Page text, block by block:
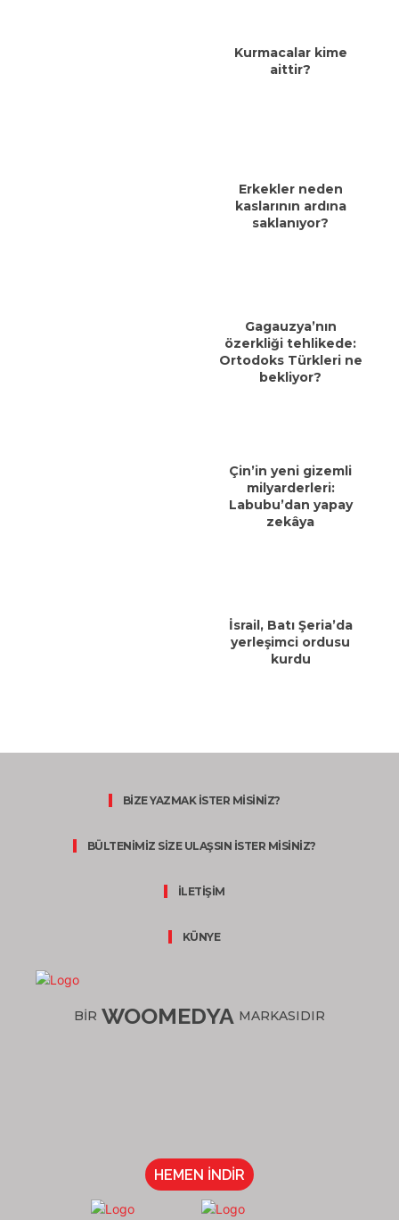
Kurmacalar kime
aittir?
Erkekler neden
kaslarının ardına
saklanıyor?
Gagauzya’nın
özerkliği tehlikede:
Ortodoks Türkleri ne
bekliyor?
Çin’in yeni gizemli
milyarderleri:
Labubu’dan yapay
zekâya
İsrail, Batı Şeria’da
yerleşimci ordusu
kurdu
BİZE YAZMAK İSTER MİSİNİZ?
BÜLTENİMİZ SİZE ULAŞSIN İSTER MİSİNİZ?
İLETİŞİM
KÜNYE
BİR WOOMEDYA MARKASIDIR
HEMEN İNDİR